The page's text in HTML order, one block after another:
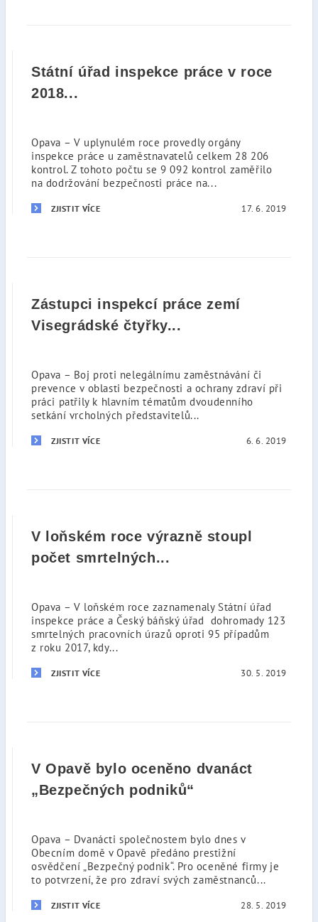
Státní úřad inspekce práce v roce
2018...
Opava – V uplynulém roce provedly orgány
inspekce práce u zaměstnavatelů celkem 28 206
kontrol. Z tohoto počtu se 9 092 kontrol zaměřilo
na dodržování bezpečnosti práce na...
ZJISTIT VÍCE 17. 6. 2019
Zástupci inspekcí práce zemí
Visegrádské čtyřky...
Opava – Boj proti nelegálnímu zaměstnávání či
prevence v oblasti bezpečnosti a ochrany zdraví při
práci patřily k hlavním tématům dvoudenního
setkání vrcholných představitelů...
ZJISTIT VÍCE 6. 6. 2019
V loňském roce výrazně stoupl
počet smrtelných...
Opava – V loňském roce zaznamenaly Státní úřad
inspekce práce a Český báňský úřad dohromady 123
smrtelných pracovních úrazů oproti 95 případům
z roku 2017, kdy...
ZJISTIT VÍCE 30. 5. 2019
V Opavě bylo oceněno dvanáct
„Bezpečných podniků“
Opava – Dvanácti společnostem bylo dnes v
Obecním domě v Opavě předáno prestižní
osvědčení „Bezpečný podnik“. Pro oceněné firmy je
to potvrzení, že pro zdraví svých zaměstnanců...
ZJISTIT VÍCE 28. 5. 2019